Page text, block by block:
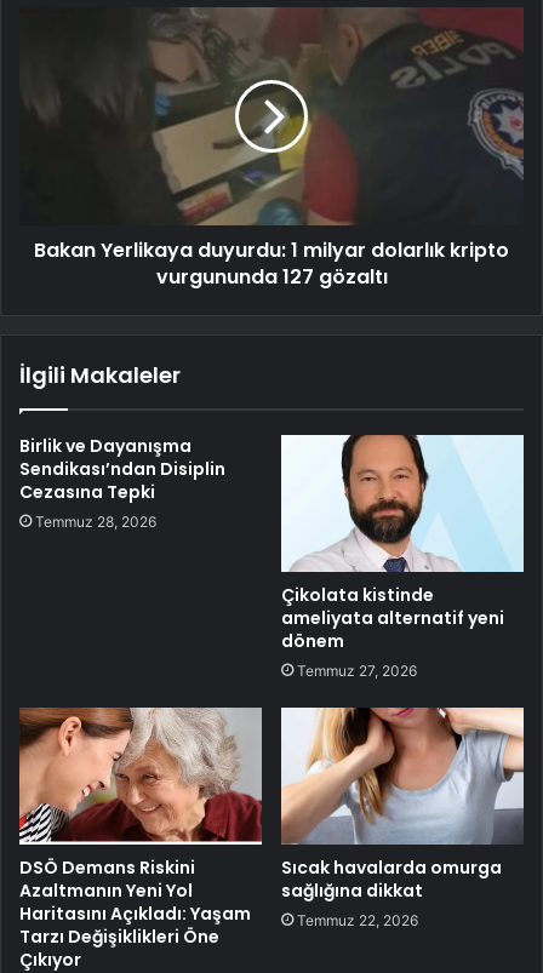
Bakan Yerlikaya duyurdu: 1 milyar dolarlık kripto
vurgununda 127 gözaltı
İlgili Makaleler
Birlik ve Dayanışma
Sendikası’ndan Disiplin
Cezasına Tepki
Temmuz 28, 2026
Çikolata kistinde
ameliyata alternatif yeni
dönem
Temmuz 27, 2026
DSÖ Demans Riskini
Azaltmanın Yeni Yol
Haritasını Açıkladı: Yaşam
Tarzı Değişiklikleri Öne
Çıkıyor
Sıcak havalarda omurga
sağlığına dikkat
Temmuz 22, 2026